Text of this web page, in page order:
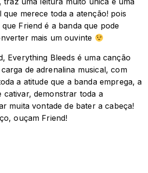
merece toda a atenção! pois
Friend é a banda que pode
mais um ouvinte
Everything Bleeds é uma canção
de adrenalina musical, com
a atitude que a banda emprega, a
cativar, demonstrar toda a
muita vontade de bater a cabeça!
ouçam Friend!